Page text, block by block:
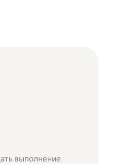
выполнение